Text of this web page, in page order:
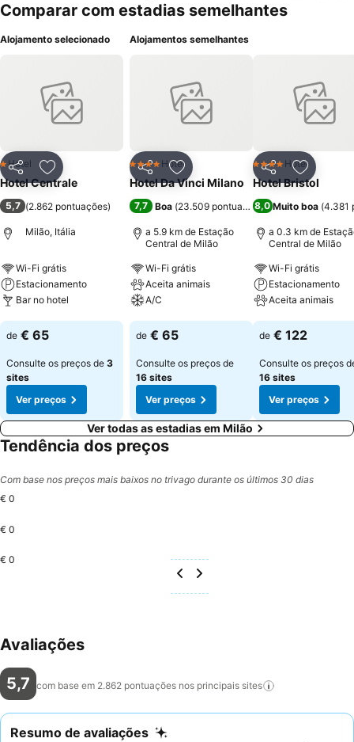
Comparar com estadias semelhantes
Alojamento selecionado
PartilharAdicionar aos favoritos
1 Estrelas
Hotel
Hotel Centrale
5,7 (2.862 pontuações)
Milão, Itália
Wi-Fi grátis
Estacionamento
Bar no hotel
Ver preços
de € 65
Consulte os preços de 3
sites
Ver preços
Alojamentos semelhantes
PartilharAdicionar aos favoritos
4 EstrelasHotel
Hotel Da Vinci Milano
7,7 Boa (23.509 pontuações)
a 5.9 km de Estação
Central de Milão
Wi-Fi grátis
Aceita animais
A/C
Ver preços
de € 65
Consulte os preços de
16 sites
Ver preços
Partilhar
4 EstrelasHotel
Hotel Bristol
8,0Muito boa (4.381
a 0.3 km de
Central de Milão
Wi-Fi grátis
Estacionamento
Aceita animais
Ver preços
de € 122
Consulte os preços
16 sites
Ver preços
Ver todas as estadias em Milão
Tendência dos preços
Com base nos preços mais baixos no trivago durante os últimos 30 dias
€ 0
€ 0
€ 0
Avaliações
5,7 com base em 2.862 pontuações nos principais sites
Resumo de avaliações